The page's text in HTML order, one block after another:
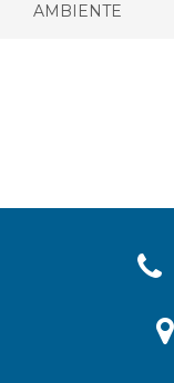
AMBIENTE